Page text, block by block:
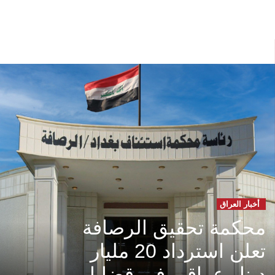
أخبار العراق
محكمة تحقيق الرصافة
تعلن استرداد 20 مليار